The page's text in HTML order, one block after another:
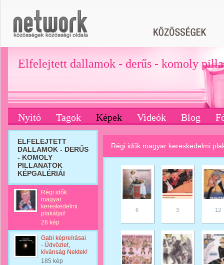
Elfelejtett dallamok - derűs - komoly
Nyitó Tagok Képek Videók Blog
ELFELEJTETT
DALLAMOK - DERŰS
- KOMOLY
PILLANATOK
KÉPGALÉRIÁI
Régi idők
magyar
kereskedelmi
plakátjai!
26 kép
Gabi képreírásai
- Üdvözlet,
kívánság Nektek!
185 kép
Régi idők magyar kereskedelmi
6 3 12